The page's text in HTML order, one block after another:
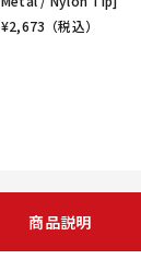
¥2,673 （税込）
商品説明